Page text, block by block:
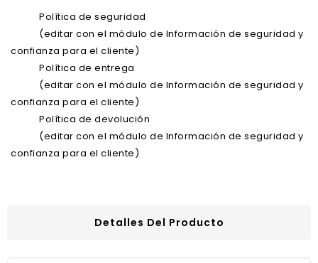
Política de seguridad
(editar con el módulo de Información de seguridad y
confianza para el cliente)
Política de entrega
(editar con el módulo de Información de seguridad y
confianza para el cliente)
Política de devolución
(editar con el módulo de Información de seguridad y
confianza para el cliente)
Detalles Del Producto